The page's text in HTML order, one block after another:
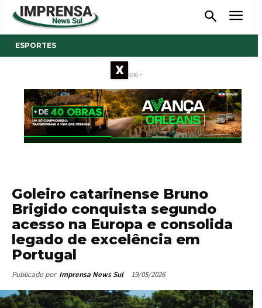
ESPORTES
- Anúncio -
Goleiro catarinense Bruno
Brigido conquista segundo
acesso na Europa e consolida
legado de excelência em
Portugal
Publicado por Imprensa News Sul 19/05/2026
X